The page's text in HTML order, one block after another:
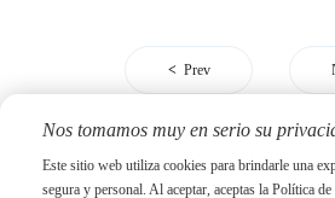
Prev
Nos tomamos muy en serio su
Este sitio web utiliza cookies para brindarle una
segura y personal. Al aceptar, aceptas la Política